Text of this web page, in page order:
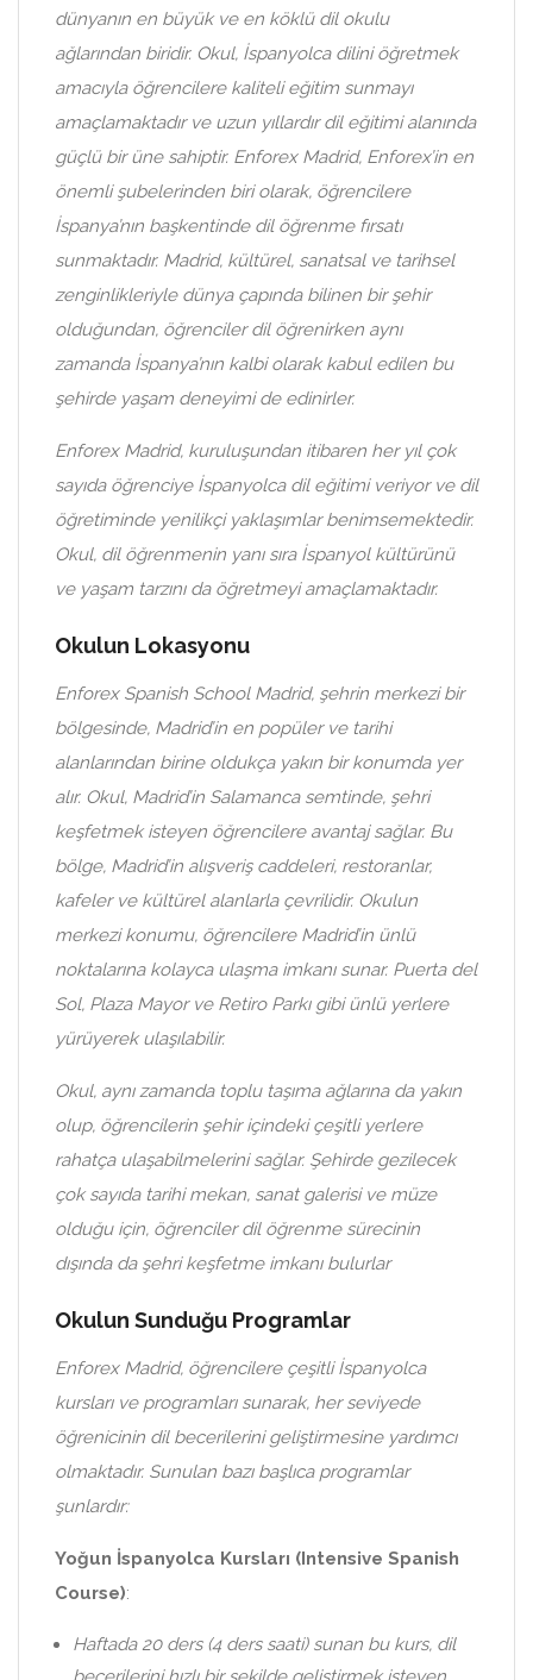
dünyanın en büyük ve en köklü dil okulu
ağlarından biridir. Okul, İspanyolca dilini öğretmek
amacıyla öğrencilere kaliteli eğitim sunmayı
amaçlamaktadır ve uzun yıllardır dil eğitimi alanında
güçlü bir üne sahiptir. Enforex Madrid, Enforex’in en
önemli şubelerinden biri olarak, öğrencilere
İspanya’nın başkentinde dil öğrenme fırsatı
sunmaktadır. Madrid, kültürel, sanatsal ve tarihsel
zenginlikleriyle dünya çapında bilinen bir şehir
olduğundan, öğrenciler dil öğrenirken aynı
zamanda İspanya’nın kalbi olarak kabul edilen bu
şehirde yaşam deneyimi de edinirler.
Enforex Madrid, kuruluşundan itibaren her yıl çok
sayıda öğrenciye İspanyolca dil eğitimi veriyor ve dil
öğretiminde yenilikçi yaklaşımlar benimsemektedir.
Okul, dil öğrenmenin yanı sıra İspanyol kültürünü
ve yaşam tarzını da öğretmeyi amaçlamaktadır.
Okulun Lokasyonu
Enforex Spanish School Madrid, şehrin merkezi bir
bölgesinde, Madrid’in en popüler ve tarihi
alanlarından birine oldukça yakın bir konumda yer
alır. Okul, Madrid’in Salamanca semtinde, şehri
keşfetmek isteyen öğrencilere avantaj sağlar. Bu
bölge, Madrid’in alışveriş caddeleri, restoranlar,
kafeler ve kültürel alanlarla çevrilidir. Okulun
merkezi konumu, öğrencilere Madrid’in ünlü
noktalarına kolayca ulaşma imkanı sunar. Puerta del
Sol, Plaza Mayor ve Retiro Parkı gibi ünlü yerlere
yürüyerek ulaşılabilir.
Okul, aynı zamanda toplu taşıma ağlarına da yakın
olup, öğrencilerin şehir içindeki çeşitli yerlere
rahatça ulaşabilmelerini sağlar. Şehirde gezilecek
çok sayıda tarihi mekan, sanat galerisi ve müze
olduğu için, öğrenciler dil öğrenme sürecinin
dışında da şehri keşfetme imkanı bulurlar
Okulun Sunduğu Programlar
Enforex Madrid, öğrencilere çeşitli İspanyolca
kursları ve programları sunarak, her seviyede
öğrenicinin dil becerilerini geliştirmesine yardımcı
olmaktadır. Sunulan bazı başlıca programlar
şunlardır:
Yoğun İspanyolca Kursları (Intensive Spanish
Course):
Haftada 20 ders (4 ders saati) sunan bu kurs, dil